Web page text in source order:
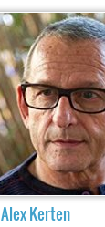
Alex Kerten